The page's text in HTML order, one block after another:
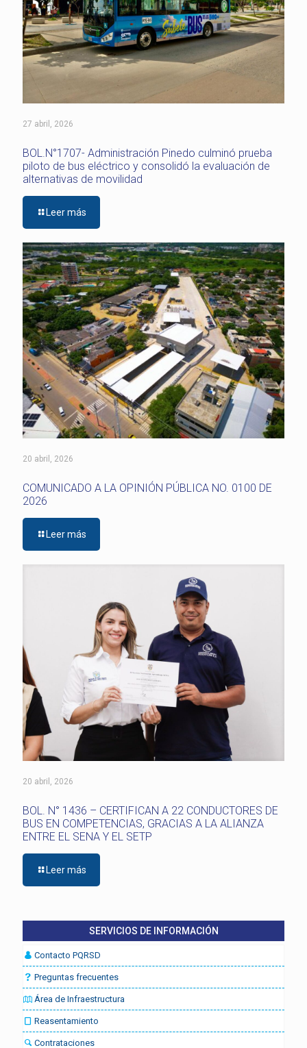
27 abril, 2026
BOL.N°1707- Administración Pinedo culminó prueba
piloto de bus eléctrico y consolidó la evaluación de
alternativas de movilidad
Leer más
20 abril, 2026
COMUNICADO A LA OPINIÓN PÚBLICA NO. 0100 DE
2026
Leer más
20 abril, 2026
BOL. N° 1436 – CERTIFICAN A 22 CONDUCTORES DE
BUS EN COMPETENCIAS, GRACIAS A LA ALIANZA
ENTRE EL SENA Y EL SETP
Leer más
SERVICIOS DE INFORMACIÓN
Contacto PQRSD
Preguntas frecuentes
Área de Infraestructura
Reasentamiento
Contrataciones